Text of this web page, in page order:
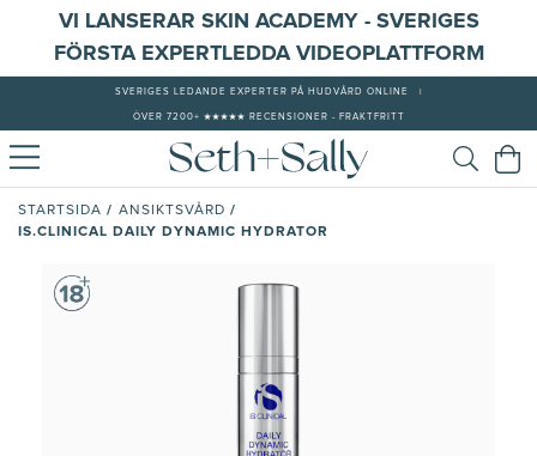
VI LANSERAR SKIN ACADEMY - SVERIGES
FÖRSTA EXPERTLEDDA VIDEOPLATTFORM
SVERIGES LEDANDE EXPERTER PÅ HUDVÅRD ONLINE
ÖVER 7200+ ★★★★★ RECENSIONER - FRAKTFRITT
STARTSIDA / ANSIKTSVÅRD /
IS.CLINICAL DAILY DYNAMIC HYDRATOR